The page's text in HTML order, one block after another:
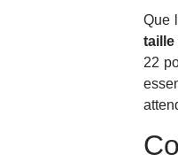
Que
taille
22